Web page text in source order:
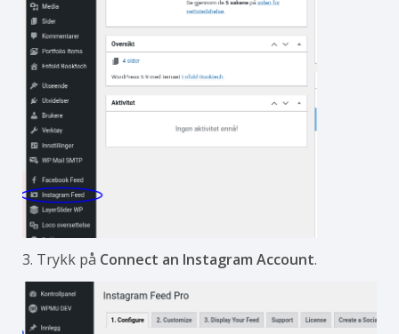
3. Trykk på Connect an Instagram Account.